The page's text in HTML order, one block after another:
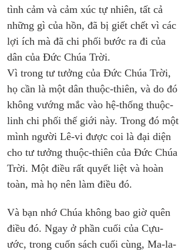
tình cảm và cảm xúc tự nhiên, tất cả
những gì của hồn, đã bị giết chết vì các
lợi ích mà đã chi phối bước ra đi của
dân của Đức Chúa Trời.
Vì trong tư tưởng của Đức Chúa Trời,
họ cần là một dân thuộc-thiên, và do đó
không vướng mắc vào hệ-thống thuộc-
linh chi phối thế giới này. Trong đó một
mình người Lê-vi được coi là đại diện
cho tư tưởng thuộc-thiên của Đức Chúa
Trời. Một điều rất quyết liệt và hoàn
toàn, mà họ nên làm điều đó.
Và bạn nhớ Chúa không bao giờ quên
điều đó. Ngay ở phần cuối của Cựu-
ước, trong cuốn sách cuối cùng, Ma-la-